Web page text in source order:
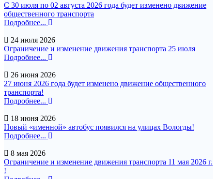
С 30 июля по 02 августа 2026 года будет изменено движение
общественного транспорта
Подробнее...
24 июля 2026
Ограничение и изменение движения транспорта 25 июля
Подробнее...
26 июня 2026
27 июня 2026 года будет изменено движение общественного
транспорта!
Подробнее...
18 июня 2026
Новый «именной» автобус появился на улицах Вологды!
Подробнее...
8 мая 2026
Ограничение и изменение движения транспорта 11 мая 2026 г.
!